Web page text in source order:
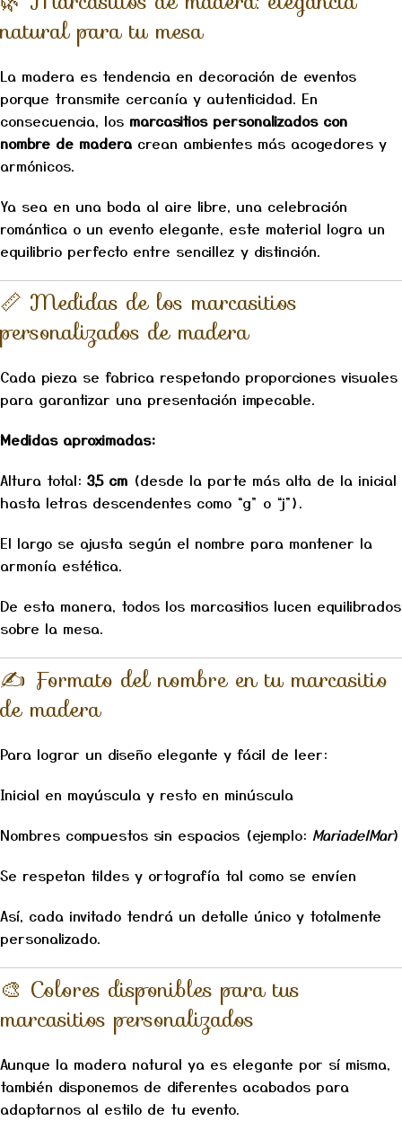
natural para tu mesa
La madera es tendencia en decoración de eventos
porque transmite cercanía y autenticidad. En
consecuencia, los marcasitios personalizados con
nombre de madera crean ambientes más acogedores y
armónicos.
Ya sea en una boda al aire libre, una celebración
romántica o un evento elegante, este material logra un
equilibrio perfecto entre sencillez y distinción.
📏 Medidas de los marcasitios
personalizados de madera
Cada pieza se fabrica respetando proporciones visuales
para garantizar una presentación impecable.
Medidas aproximadas:
Altura total: 3,5 cm (desde la parte más alta de la inicial
hasta letras descendentes como “g” o “j”).
El largo se ajusta según el nombre para mantener la
armonía estética.
De esta manera, todos los marcasitios lucen equilibrados
sobre la mesa.
✍️ Formato del nombre en tu marcasitio
de madera
Para lograr un diseño elegante y fácil de leer:
Inicial en mayúscula y resto en minúscula
Nombres compuestos sin espacios (ejemplo: MariadelMar)
Se respetan tildes y ortografía tal como se envíen
Así, cada invitado tendrá un detalle único y totalmente
personalizado.
🎨 Colores disponibles para tus
marcasitios personalizados
Aunque la madera natural ya es elegante por sí misma,
también disponemos de diferentes acabados para
adaptarnos al estilo de tu evento.